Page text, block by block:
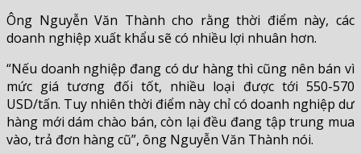
Ông Nguyễn Văn Thành cho rằng thời điểm này, các
doanh nghiệp xuất khẩu sẽ có nhiều lợi nhuân hơn.
“Nếu doanh nghiệp đang có dư hàng thì cũng nên bán vì
mức giá tương đối tốt, nhiều loại được tới 550-570
USD/tấn. Tuy nhiên thời điểm này chỉ có doanh nghiệp dư
hàng mới dám chào bán, còn lại đều đang tập trung mua
vào, trả đơn hàng cũ”, ông Nguyễn Văn Thành nói.